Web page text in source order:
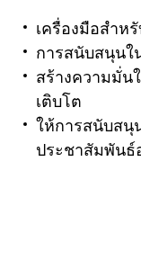
เครื่องมือสำห
การสนับสนุนใ
สร้างความมั่น
เติบโต
ให้การสนับสนุ
ประชาสัมพันธ์